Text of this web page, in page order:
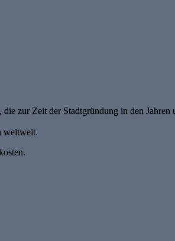
zur Zeit der Stadtgründung in den
weltweit.